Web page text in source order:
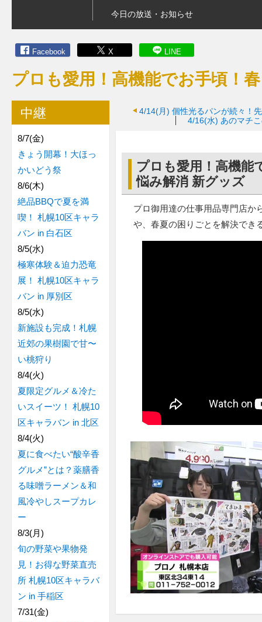
今日の放送・お知らせ
Facebook X LINE
プロも愛用！高機能でお手頃！
4/14(月) 個性光るパンが続々！
4/16(水) あのマチ
プロも愛用！高機能
悩み解消 新グッズ
プロ御用達の仕事用品専門店か
や、春夏の困りごとを解決でき
中継
8/7(金)
きょう開幕！大ほっ
かいどう祭
8/6(木)
絶品BBQで夏を満
喫！ 札幌10区キャラ
バン in 白石区
8/5(水)
極寒体験＆迫力恐竜
展！ 札幌10区キャラ
バン in 厚別区
8/5(水)
新施設も完成！札幌
近郊の果樹園で甘〜
い桃狩り
8/4(火)
夏限定グルメ＆冷た
いスイーツ！ 札幌10
区キャラバン in 北区
8/4(火)
夏に食べたい“酸辛香
グルメ”とは？薬膳香
る味噌ラーメン＆和
風冷やしスープカレ
ー
8/3(月)
旬の野菜や果物発
見！お得な野菜直売
所 札幌10区キャラバ
ン in 手稲区
7/31(金)